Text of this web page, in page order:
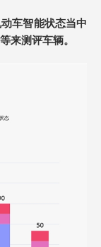
车智能状态当中
来测评车辆。